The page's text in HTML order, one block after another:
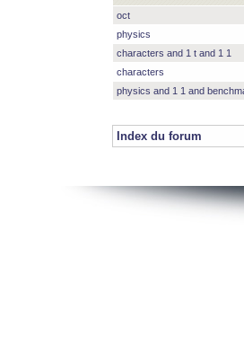
oct
physics
characters and 1 t and 1 1
characters
physics and 1 1 and
Index du forum